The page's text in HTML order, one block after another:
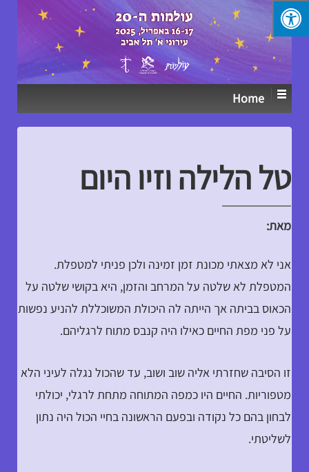
↓
SKIP
TO
CONTENT
Home
טל הלילה וזיו היום
מאת:
אני לא מצאתי מכונת זמן זמינה ולכן פניתי למטפלת.
המטפלת לא שלטה על המרחב והזמן, היא בקושי שלטה על
הכאוס בביתה אך הייתה לה היכולת המשוכללת להניע נפשות
על פני מפת החיים כאילו היה קנבס מתוח לרגליהם.
זו הסיבה שחזרתי אליה שוב ושוב, עד שהכול נגלה לעיני הלא
מטפוריות. החיים היו כמפה המתוחה מתחת לרגלי, יכולתי
לבחון בהם כל נקודה ובפעם הראשונה בחיי הכול היה נתון
לשליטתי.